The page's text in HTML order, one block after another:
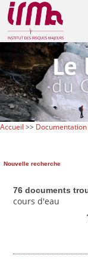
Accueil >> Documentation
Nouvelle recherche
76 documents
cours d'eau